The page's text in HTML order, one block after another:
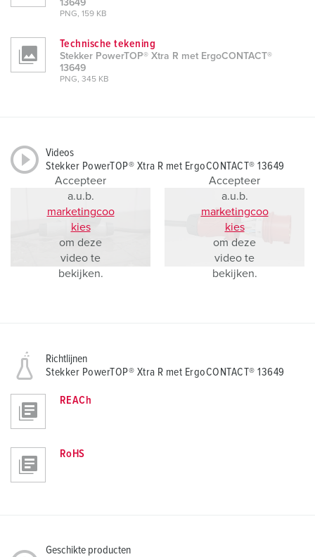
13649
PNG, 159 KB
Technische tekening
Stekker PowerTOP® Xtra R met ErgoCONTACT®
13649
PNG, 345 KB
Videos
Stekker PowerTOP® Xtra R met ErgoCONTACT® 13649
Accepteer
a.u.b.
marketingcoo
kies
om deze
video te
bekijken.
Accepteer
a.u.b.
marketingcoo
kies
om deze
video te
bekijken.
Richtlijnen
Stekker PowerTOP® Xtra R met ErgoCONTACT® 13649
REACh
RoHS
Geschikte producten